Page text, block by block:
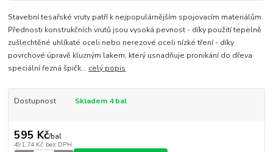
Stavební tesařské vruty patří k nejpopulárnějším spojovacím materiálům.
Přednosti konstrukčních vrutů jsou vysoká pevnost - díky použití tepelně
zušlechtěné uhlíkaté oceli nebo nerezové oceli nízké tření - díky
povrchové úpravě kluzným lakem, který usnadňuje pronikání do dřeva
speciální řezná špičk... celý popis
Dostupnost Skladem 4 bal
595 Kč/bal
491,74 Kč bez DPH